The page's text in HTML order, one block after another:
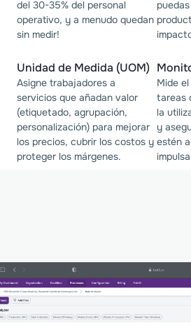
del 30-35% del personal
operativo, y a menudo quedan
sin medir!
Unidad de Medida (UOM)
Asigne trabajadores a
servicios que añadan valor
(etiquetado, agrupación,
personalización) para mejorar
los precios, cubrir los costos y
proteger los márgenes.
Mide
tareas
la
y
estén